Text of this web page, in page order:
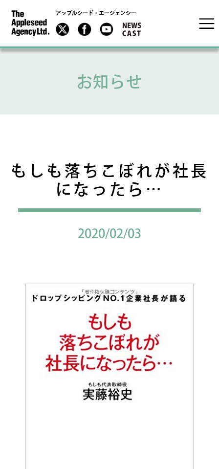
アップルシード・エージェンシー
お知らせ
もしも落ちこぼれが社長
になったら…
2020/02/03